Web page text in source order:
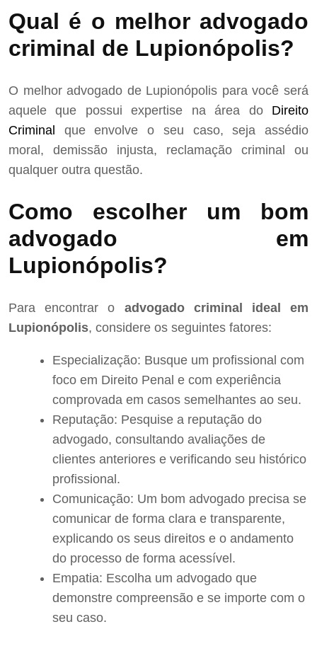
Qual é o melhor advogado
criminal de Lupionópolis?
O melhor advogado de Lupionópolis para você será
aquele que possui expertise na área do Direito
Criminal que envolve o seu caso, seja assédio
moral, demissão injusta, reclamação criminal ou
qualquer outra questão.
Como escolher um bom
advogado em
Lupionópolis?
Para encontrar o advogado criminal ideal em
Lupionópolis, considere os seguintes fatores:
Especialização: Busque um profissional com
foco em Direito Penal e com experiência
comprovada em casos semelhantes ao seu.
Reputação: Pesquise a reputação do
advogado, consultando avaliações de
clientes anteriores e verificando seu histórico
profissional.
Comunicação: Um bom advogado precisa se
comunicar de forma clara e transparente,
explicando os seus direitos e o andamento
do processo de forma acessível.
Empatia: Escolha um advogado que
demonstre compreensão e se importe com o
seu caso.